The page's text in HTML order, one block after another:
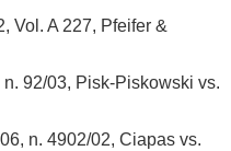
Vol. A 227, Pfeifer &
92/03, Pisk-Piskowski vs.
n. 4902/02, Ciapas vs.